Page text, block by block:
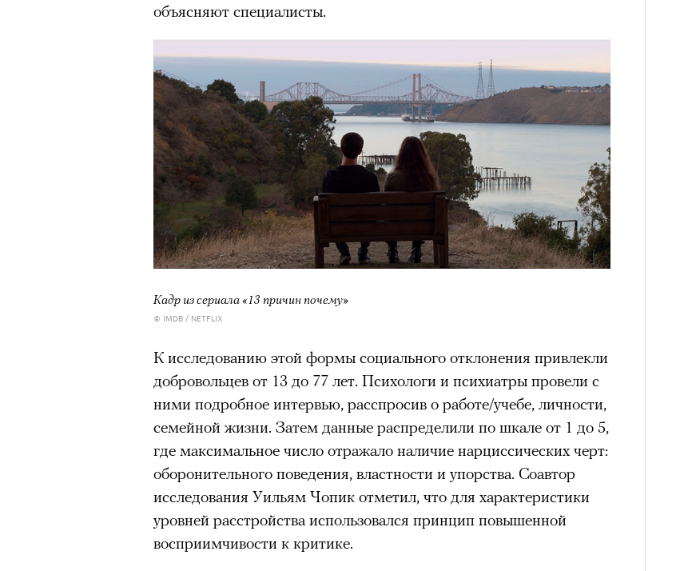
объясняют специалисты.
Кадр из сериала «13 причин почему»
© IMDB / NETFLIX
К исследованию этой формы социального отклонения привлекли
добровольцев от 13 до 77 лет. Психологи и психиатры провели с
ними подробное интервью, расспросив о работе/учебе, личности,
семейной жизни. Затем данные распределили по шкале от 1 до 5,
где максимальное число отражало наличие нарциссических черт:
оборонительного поведения, властности и упорства. Соавтор
исследования Уильям Чопик отметил, что для характеристики
уровней расстройства использовался принцип повышенной
восприимчивости к критике.